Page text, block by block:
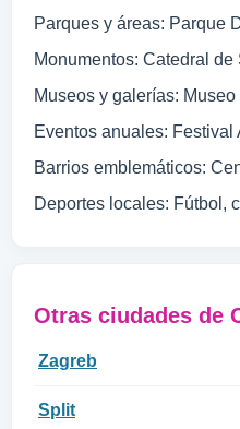
Parques y áreas: Parque
Monumentos: Catedral
Museos y galerías:
Eventos anuales: Festival
Barrios emblemáticos:
Deportes locales: Fútbol,
Otras ciudades de
Zagreb
Split